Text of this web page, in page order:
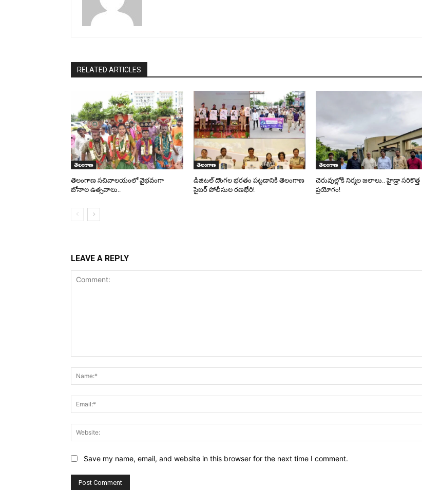
RELATED ARTICLES
తెలంగాణ
తెలంగాణ సచివాలయంలో వైభవంగా
బోనాల ఉత్సవాలు..
తెలంగాణ
డిజిటల్ దొంగల భరతం పట్టడానికి తెలంగాణ
సైబర్ పోలీసుల రణభేరి!
తెలంగాణ
చెరువుల్లోకి నిర్మల జలాలు.. హైడ్రా సరికొత్త
ప్రయోగం!
LEAVE A REPLY
Save my name, email, and website in this browser for the next time I comment.